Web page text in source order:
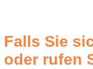
Falls Sie
oder rufen